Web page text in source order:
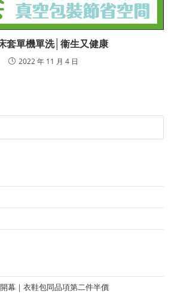
套單機單洗│衞生又健康
2022 年 11 月 4 日
幕｜衣鞋包同品項第二件半價